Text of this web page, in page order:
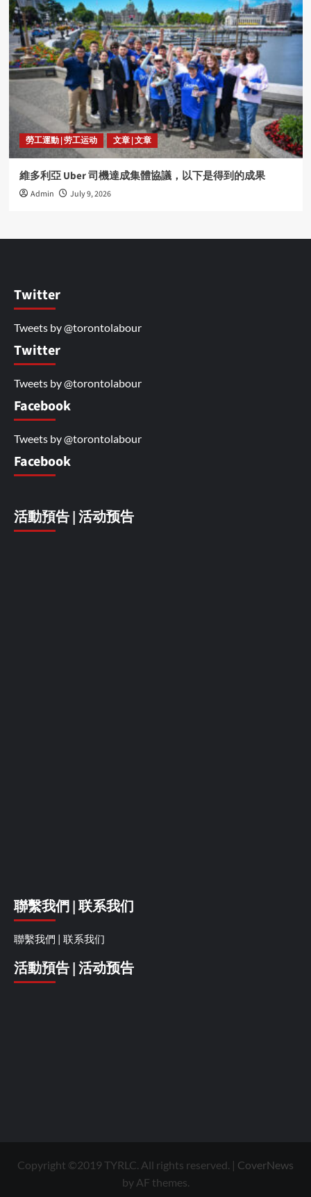
勞工運動 | 劳工运动 文章 | 文章
維多利亞 Uber 司機達成集體協議，以下是得到的成果
Admin July 9, 2026
Twitter
Tweets by @torontolabour
Twitter
Tweets by @torontolabour
Facebook
Tweets by @torontolabour
Facebook
活動預告 | 活动预告
聯繫我們 | 联系我们
聯繫我們 | 联系我们
活動預告 | 活动预告
Copyright ©2019 TYRLC. All rights reserved. | CoverNews
by AF themes.